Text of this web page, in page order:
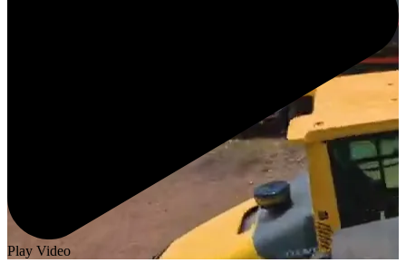
Play Video